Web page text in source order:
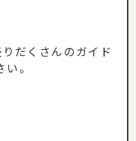
だくさんのガイド
。